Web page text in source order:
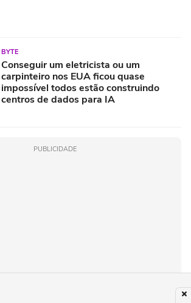
BYTE
Conseguir um eletricista ou um
carpinteiro nos EUA ficou quase
impossível todos estão construindo
centros de dados para IA
PUBLICIDADE